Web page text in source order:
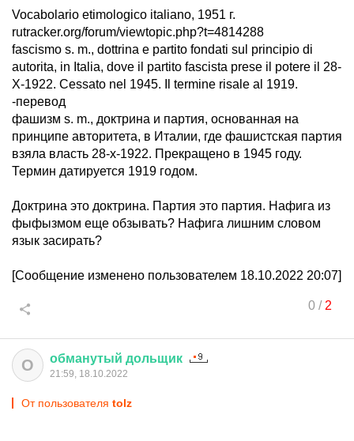
Vocabolario etimologico italiano, 1951 г.
rutracker.org/forum/viewtopic.php?t=4814288
fascismo s. m., dottrina e partito fondati sul principio di
autorita, in Italia, dove il partito fascista prese il potere il 28-
X-1922. Cessato nel 1945. Il termine risale al 1919.
-перевод
фашизм s. m., доктрина и партия, основанная на
принципе авторитета, в Италии, где фашистская партия
взяла власть 28-х-1922. Прекращено в 1945 году.
Термин датируется 1919 годом.
Доктрина это доктрина. Партия это партия. Нафига из
фыфызмом еще обзывать? Нафига лишним словом
язык засирать?
[Сообщение изменено пользователем 18.10.2022 20:07]
0/ 2
О обманутый дольщик
21:59, 18.10.2022
От пользователя tolz